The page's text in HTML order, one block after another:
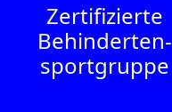
Zertifizierte
Behinderten­
sportgruppe